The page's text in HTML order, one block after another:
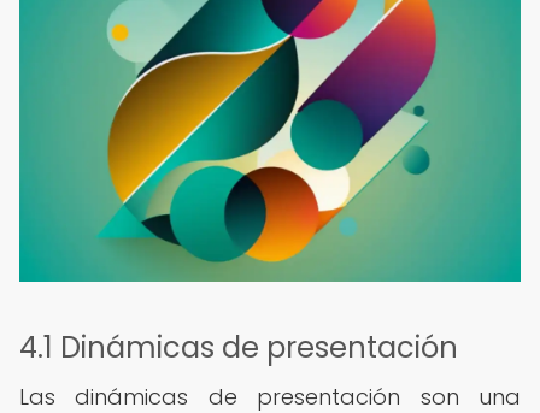
4.1 Dinámicas de presentación
Las dinámicas de presentación son una